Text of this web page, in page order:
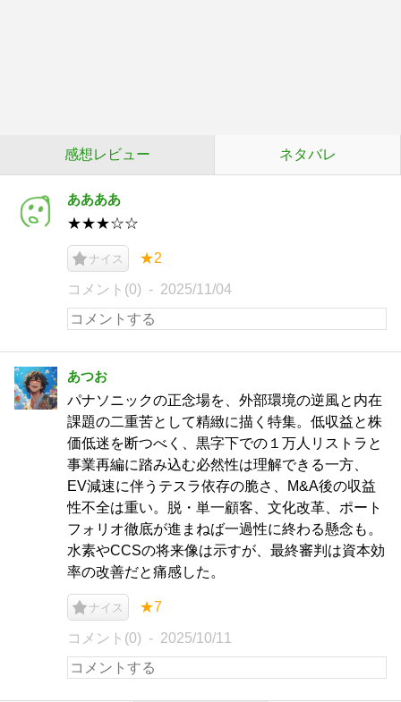
感想レビュー ネタバレ
ああああ
★★★☆☆
ナイス ★2
コメント(0) 2025/11/04
あつお
パナソニックの正念場を、外部環境の逆風と内在
課題の二重苦として精緻に描く特集。低収益と株
価低迷を断つべく、黒字下での１万人リストラと
事業再編に踏み込む必然性は理解できる一方、
EV減速に伴うテスラ依存の脆さ、M&A後の収益
性不全は重い。脱・単一顧客、文化改革、ポート
フォリオ徹底が進まねば一過性に終わる懸念も。
水素やCCSの将来像は示すが、最終審判は資本効
率の改善だと痛感した。
ナイス ★7
コメント(0) 2025/10/11